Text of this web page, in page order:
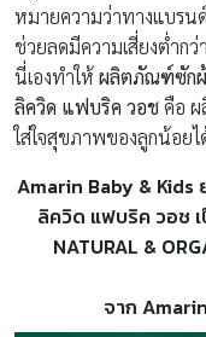
หมายความว่าทางแบรน
ช่วยลดมีความเสี่ยงต่ำก
นี่เองทำให้ผลิตภัณฑ์ซักผ้
ลิควิด แฟบริค วอชคือ
ใส่ใจสุขภาพของลูกน้อยไ
Amarin Baby & Kids
ลิควิด แฟบริค วอช
NATURAL &
จาก